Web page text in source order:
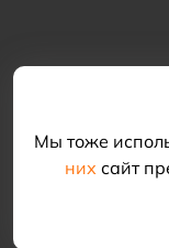
Мы тоже
нихсайт
©